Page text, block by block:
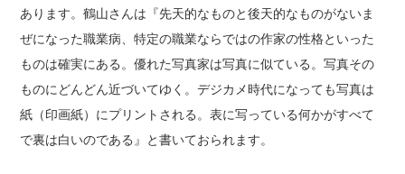
あります。鶴山さんは『先天的なものと後天的なものがないま
ぜになった職業病、特定の職業ならではの作家の性格といった
ものは確実にある。優れた写真家は写真に似ている。写真その
ものにどんどん近づいてゆく。デジカメ時代になっても写真は
紙（印画紙）にプリントされる。表に写っている何かがすべて
で裏は白いのである』と書いておられます。